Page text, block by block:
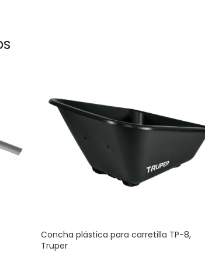
Concha plástica para carretilla TP-8,
Truper